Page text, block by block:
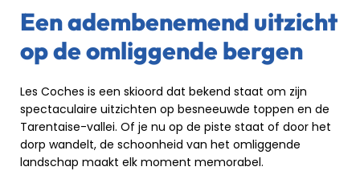
Een adembenemend uitzicht
op de omliggende bergen
Les Coches is een skioord dat bekend staat om zijn
spectaculaire uitzichten op besneeuwde toppen en de
Tarentaise-vallei. Of je nu op de piste staat of door het
dorp wandelt, de schoonheid van het omliggende
landschap maakt elk moment memorabel.